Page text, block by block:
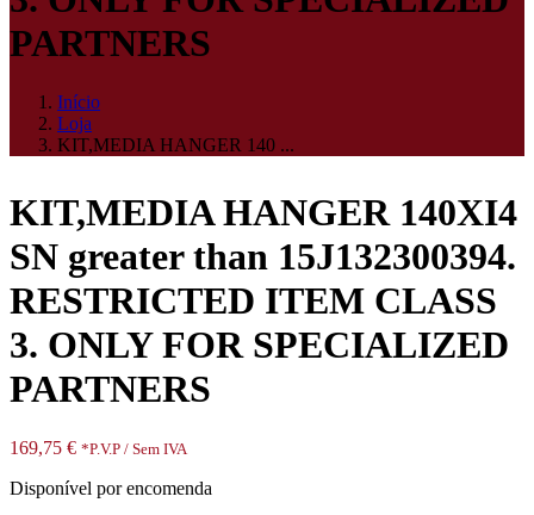
PARTNERS
Início
Loja
KIT,MEDIA HANGER 140 ...
KIT,MEDIA HANGER 140XI4
SN greater than 15J132300394.
RESTRICTED ITEM CLASS
3. ONLY FOR SPECIALIZED
PARTNERS
169,75 € *P.V.P / Sem IVA
Disponível por encomenda